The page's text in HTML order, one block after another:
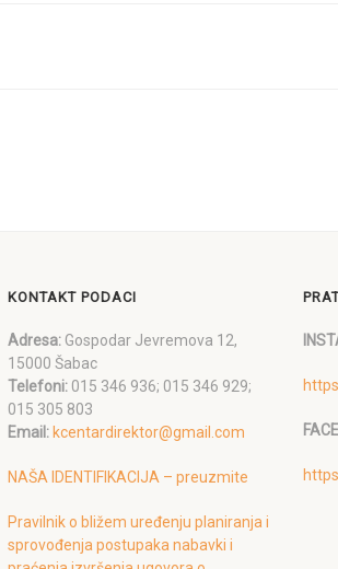
KONTAKT PODACI
Adresa: Gospodar Jevremova 12,
15000 Šabac
Telefoni: 015 346 936; 015 346 929;
015 305 803
Email: kcentardirektor@gmail.com
NAŠA IDENTIFIKACIJA – preuzmite
Pravilnik o bližem uređenju planiranja i
sprovođenja postupaka nabavki i